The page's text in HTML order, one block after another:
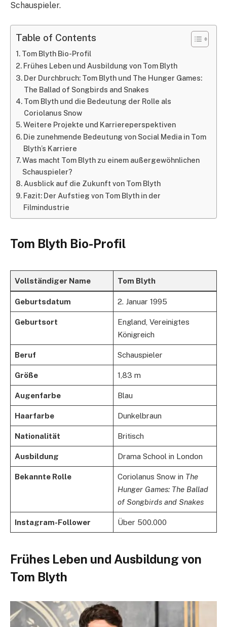
Schauspieler.
Table of Contents
Tom Blyth Bio-Profil
Frühes Leben und Ausbildung von Tom Blyth
Der Durchbruch: Tom Blyth und The Hunger Games:
The Ballad of Songbirds and Snakes
Tom Blyth und die Bedeutung der Rolle als
Coriolanus Snow
Weitere Projekte und Karriereperspektiven
Die zunehmende Bedeutung von Social Media in Tom
Blyth’s Karriere
Was macht Tom Blyth zu einem außergewöhnlichen
Schauspieler?
Ausblick auf die Zukunft von Tom Blyth
Fazit: Der Aufstieg von Tom Blyth in der
Filmindustrie
Tom Blyth Bio-Profil
Vollständiger Name Tom Blyth
Geburtsdatum 2. Januar 1995
Geburtsort
England, Vereinigtes
Königreich
Beruf Schauspieler
Größe 1,83 m
Augenfarbe Blau
Haarfarbe Dunkelbraun
Nationalität Britisch
Ausbildung Drama School in London
Bekannte Rolle Coriolanus Snow in The
Hunger Games: The Ballad
of Songbirds and Snakes
Instagram-Follower Über 500.000
Frühes Leben und Ausbildung von
Tom Blyth